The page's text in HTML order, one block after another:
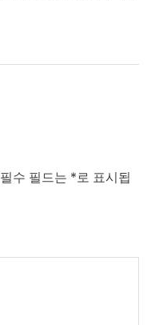
필수 필드는 *로 표시됩